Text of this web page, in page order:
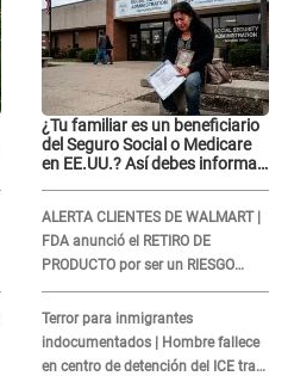
¿Tu familiar es un beneficiario
del Seguro Social o Medicare
en EE.UU.? Así debes informar
ALERTA CLIENTES DE WALMART |
FDA anunció el RETIRO DE
PRODUCTO por ser un RIESGO
MORTAL para consumidores: ¿Cuál
es?
Terror para inmigrantes
indocumentados | Hombre fallece
en centro de detención del ICE tras